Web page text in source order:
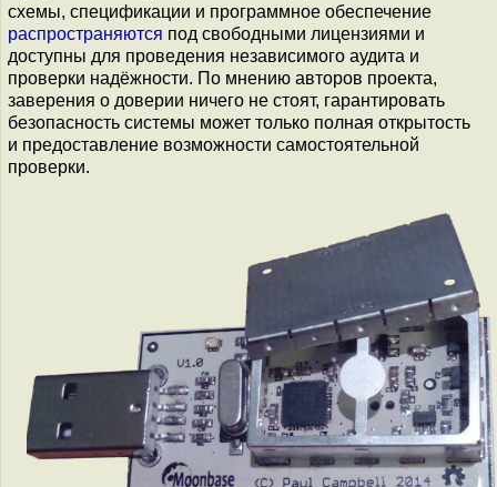
схемы, спецификации и программное обеспечение
распространяются под свободными лицензиями и
доступны для проведения независимого аудита и
проверки надёжности. По мнению авторов проекта,
заверения о доверии ничего не стоят, гарантировать
безопасность системы может только полная открытость
и предоставление возможности самостоятельной
проверки.